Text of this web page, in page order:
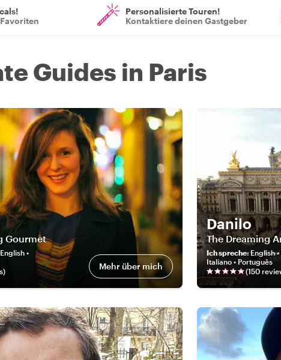
Personalisierte Touren!
Kontaktiere deinen Gastgeber
Guides in Paris
Gourmet
•
s) Mehr über mich
Danilo
The Dreaming
Ich spreche:English
Italiano • Português
(150